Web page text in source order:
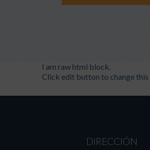
n
t
I am raw html block.
Click edit button to change this
DIRECCIÓN